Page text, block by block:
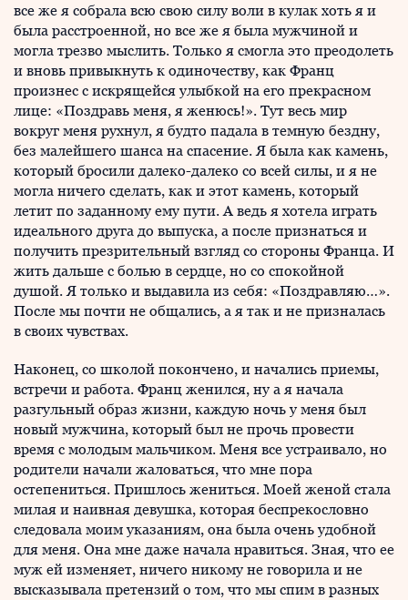
все же я собрала всю свою силу воли в кулак хоть я и
была расстроенной, но все же я была мужчиной и
могла трезво мыслить. Только я смогла это преодолеть
и вновь привыкнуть к одиночеству, как Франц
произнес с искрящейся улыбкой на его прекрасном
лице: «Поздравь меня, я женюсь!». Тут весь мир
вокруг меня рухнул, я будто падала в темную бездну,
без малейшего шанса на спасение. Я была как камень,
который бросили далеко-далеко со всей силы, и я не
могла ничего сделать, как и этот камень, который
летит по заданному ему пути. А ведь я хотела играть
идеального друга до выпуска, а после признаться и
получить презрительный взгляд со стороны Франца. И
жить дальше с болью в сердце, но со спокойной
душой. Я только и выдавила из себя: «Поздравляю…».
После мы почти не общались, а я так и не призналась
в своих чувствах.
Наконец, со школой покончено, и начались приемы,
встречи и работа. Франц женился, ну а я начала
разгульный образ жизни, каждую ночь у меня был
новый мужчина, который был не прочь провести
время с молодым мальчиком. Меня все устраивало, но
родители начали жаловаться, что мне пора
остепениться. Пришлось жениться. Моей женой стала
милая и наивная девушка, которая беспрекословно
следовала моим указаниям, она была очень удобной
для меня. Она мне даже начала нравиться. Зная, что ее
муж ей изменяет, ничего никому не говорила и не
высказывала претензий о том, что мы спим в разных